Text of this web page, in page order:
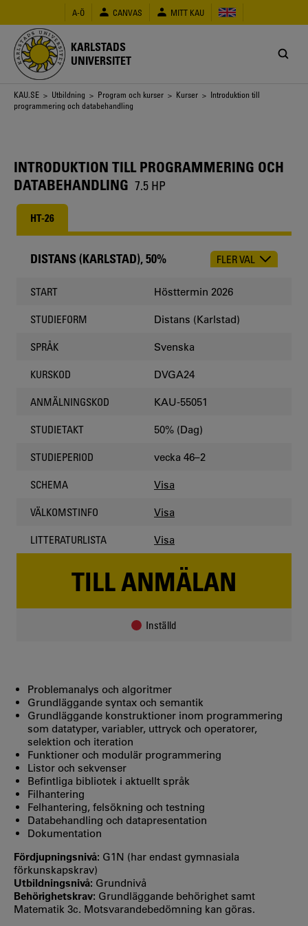
huvudinnehåll
A-Ö CANVAS MITT KAU
KARLSTADS
UNIVERSITET
Länkstig
KAU.SE > Utbildning > Program och kurser > Kurser > Introduktion till
programmering och databehandling
INTRODUKTION TILL PROGRAMMERING OCH
DATABEHANDLING 7.5 HP
HT-26
CHOOSE
DISTANS (KARLSTAD), 50% FLER VAL
START Hösttermin 2026
STUDIEFORM Distans (Karlstad)
SPRÅK Svenska
KURSKOD DVGA24
ANMÄLNINGSKOD KAU-55051
STUDIETAKT 50% (Dag)
STUDIEPERIOD vecka 46–2
SCHEMA Visa
VÄLKOMSTINFO Visa
LITTERATURLISTA Visa
TILL ANMÄLAN
Inställd
Problemanalys och algoritmer
Grundläggande syntax och semantik
Grundläggande konstruktioner inom programmering
som datatyper, variabler, uttryck och operatorer,
selektion och iteration
Funktioner och modulär programmering
Listor och sekvenser
Befintliga bibliotek i aktuellt språk
Filhantering
Felhantering, felsökning och testning
Databehandling och datapresentation
Dokumentation
Fördjupningsnivå: G1N (har endast gymnasiala
förkunskapskrav)
Utbildningsnivå: Grundnivå
Behörighetskrav: Grundläggande behörighet samt
Matematik 3c. Motsvarandebedömning kan göras.